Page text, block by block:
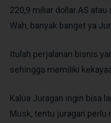
220,9 miliar dollar AS
Wah, banyak banget ya
Itulah perjalanan bisnis
sehingga memiliki
Kalua Juragan ingin bisa
Musk, tentu juragan perlu